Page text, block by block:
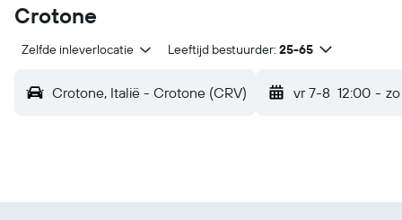
Crotone
Zelfde inleverlocatie Leeftijd bestuurder: 25-65
Crotone, Italië - Crotone (CRV) vr 7-8 12:00 -